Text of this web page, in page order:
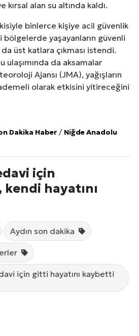
alan su altında kaldı.
binlerce kişiye acil güvenlik
bölgelerde yaşayanların güvenli
da üst katlara çıkması istendi.
ulaşımında da aksamalar
Ajansı (JMA), yağışların
olarak etkisini yitireceğini
Dakika Haber / Niğde Anadolu
için
hayatını
Aydın son dakika
için gitti hayatını kaybetti